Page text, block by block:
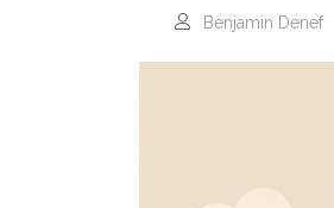
Benjamin Denef